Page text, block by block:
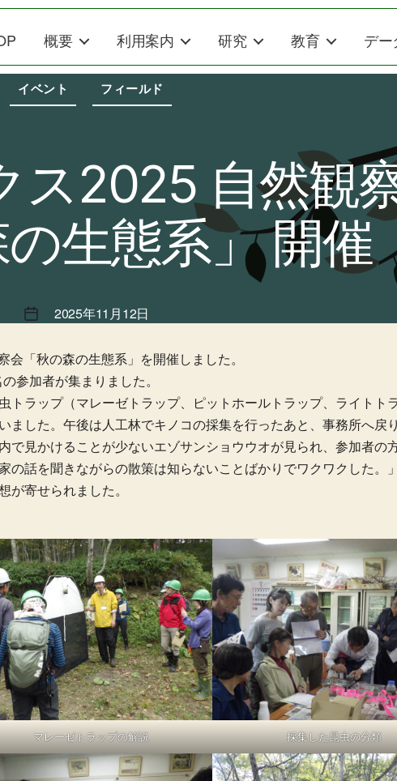
概要 利用案内 研究 教育 デー
カ
イベント フィールド
ス2025 自然観
の生態系」 開催
投
日
2025年11月12日
「秋の森の生態系」を開催しました。
参加者が集まりました。
トラップ（マレーゼトラップ、ピットホールトラップ、ライトト
ました。午後は人工林でキノコの採集を行ったあと、事務所へ戻
で見かけることが少ないエゾサンショウウオが見られ、参加者の
の話を聞きながらの散策は知らないことばかりでワクワクした。
寄せられました。
マレーゼトラップの解説 採集した昆虫の分類